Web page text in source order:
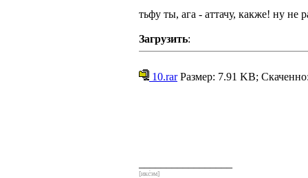
тьфу ты, ага - аттачу, какже! ну не
Загрузить:
10.rarРазмер: 7.91 KB;
[икс́эм]